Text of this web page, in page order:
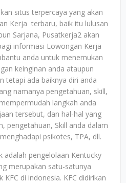
situs terpercaya yang akan
Kerja terbaru, baik itu lulusan
Sarjana, Pusatkerja2 akan
informasi Lowongan Kerja
anda untuk menemukan
keinginan anda ataupun
tetapi ada baiknya diri anda
namanya pengetahuan, skill,
langkah anda
tersebut, dan hal-hal yang
pengetahuan, Skill anda dalam
psikotes, TPA, dll.
adalah pengelolaan Kentucky
merupakan satu-satunya
di indonesia. KFC didirikan